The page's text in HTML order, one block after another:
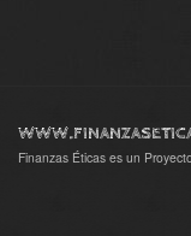
Finanzas Éticas es un